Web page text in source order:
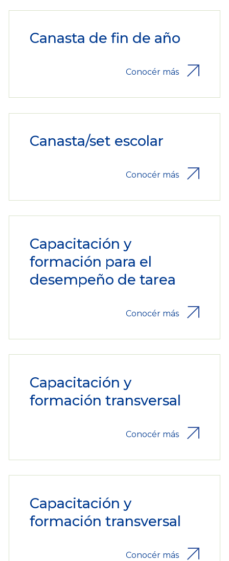
Canasta de fin de año
Conocér más
Canasta/set escolar
Conocér más
Capacitación y
formación para el
desempeño de tarea
Conocér más
Capacitación y
formación transversal
Conocér más
Capacitación y
formación transversal
Conocér más